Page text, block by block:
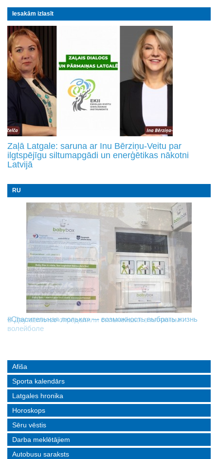
Iesakām izlasīt
Zaļā Latgale: saruna ar Inu Bērziņu-Veitu par
ilgtspējīgu siltumapgādi un enerģētikas nākotni
Latvijā
RU
В Даугавпилсе определили сильнейших в пляжном
волейболе
«Спасительная люлька» — возможность выбрать жизнь
Новое поколение пограничников: Даугавпилсское
управление пополнили молодые специалисты
Afiša
Sporta kalendārs
Latgales hronika
Horoskops
Sēru vēstis
Darba meklētājiem
Autobusu saraksts